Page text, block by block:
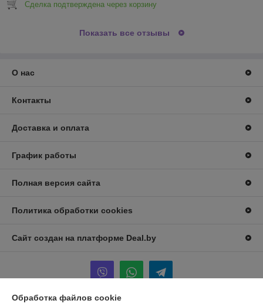
Сделка подтверждена через корзину
Показать все отзывы
О нас
Контакты
Доставка и оплата
График работы
Полная версия сайта
Политика обработки cookies
Сайт создан на платформе Deal.by
Обработка файлов cookie